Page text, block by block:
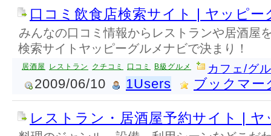
口コミ飲食店検索サイト | ヤッピー
みんなの口コミ情報からレストランや居酒屋
検索サイトヤッピーグルメナビで決まり！
居酒屋 レストラン クチコミ 口コミ B級グルメ カフェ/グ
2009/06/10 1Users ブックマー
レストラン・居酒屋予約サイト | ヤ